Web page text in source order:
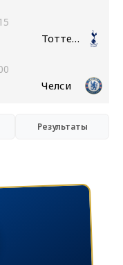
Тоттенхэм
Челси
Результаты